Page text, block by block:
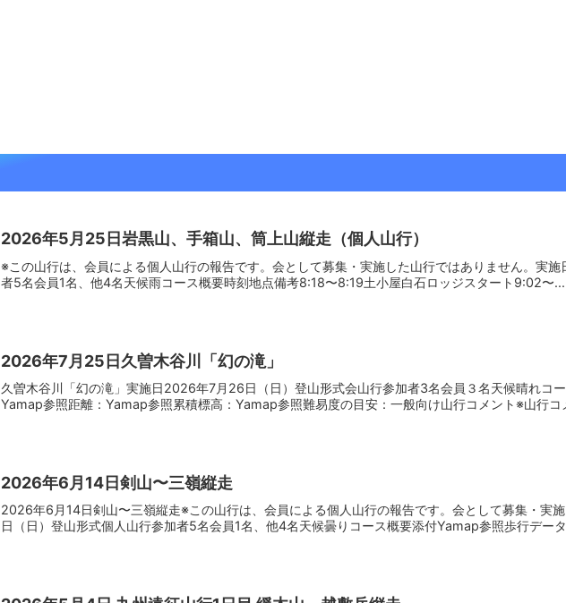
2026年5月25日岩黒山、手箱山、筒上山縦走（個人山行）
※この山行は、会員による個人山行の報告です。会として募集・実施した山行ではありません。実
者5名会員1名、他4名天候雨コース概要時刻地点備考8:18〜8:19土小屋白石ロッジスタート9:02〜...
2026年7月25日久曽木谷川「幻の滝」
久曽木谷川「幻の滝」実施日2026年7月26日（日）登山形式会山行参加者3名会員３名天候晴れコ
Yamap参照距離：Yamap参照累積標高：Yamap参照難易度の目安：一般向け山行コメント※山行コ
2026年6月14日剣山〜三嶺縦走
2026年6月14日剣山〜三嶺縦走※この山行は、会員による個人山行の報告です。会として募集・実
日（日）登山形式個人山行参加者5名会員1名、他4名天候曇りコース概要添付Yamap参照歩行デー